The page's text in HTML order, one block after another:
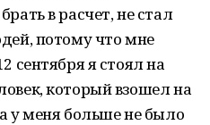
в расчет, не стал
потому что мне
сентября я стоял на
который взошел на
у меня больше не было